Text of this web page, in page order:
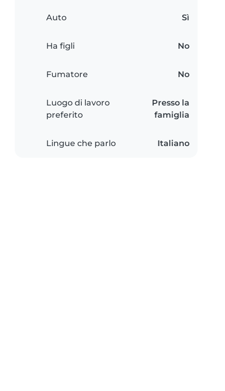
Auto Sì
Ha figli No
Fumatore No
Luogo di lavoro
preferito
Presso la
famiglia
Lingue che parlo Italiano